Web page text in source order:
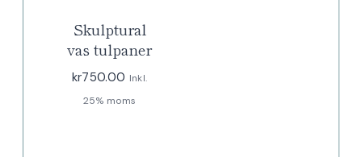
Skulptural
vas tulpaner
kr750.00 Inkl.
25% moms